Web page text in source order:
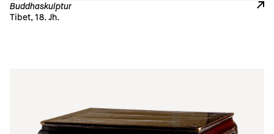
Buddhaskulptur
Tibet, 18. Jh.